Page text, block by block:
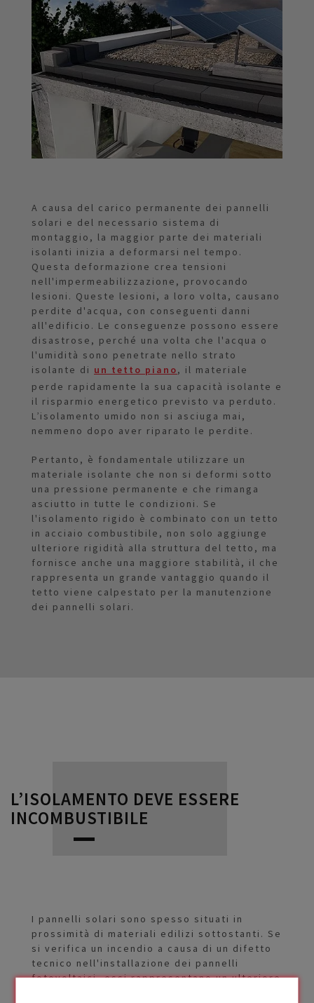
A causa del carico permanente dei pannelli
solari e del necessario sistema di
montaggio, la maggior parte dei materiali
isolanti inizia a deformarsi nel tempo.
Questa deformazione crea tensioni
nell'impermeabilizzazione, provocando
lesioni. Queste lesioni, a loro volta, causano
perdite d'acqua, con conseguenti danni
all'edificio. Le conseguenze possono essere
disastrose, perché una volta che l'acqua o
l'umidità sono penetrate nello strato
isolante di un tetto piano, il materiale
perde rapidamente la sua capacità isolante e
il risparmio energetico previsto va perduto.
L’isolamento umido non si asciuga mai,
nemmeno dopo aver riparato le perdite.
Pertanto, è fondamentale utilizzare un
materiale isolante che non si deformi sotto
una pressione permanente e che rimanga
asciutto in tutte le condizioni. Se
l'isolamento rigido è combinato con un tetto
in acciaio combustibile, non solo aggiunge
ulteriore rigidità alla struttura del tetto, ma
fornisce anche una maggiore stabilità, il che
rappresenta un grande vantaggio quando il
tetto viene calpestato per la manutenzione
dei pannelli solari.
L’ISOLAMENTO DEVE ESSERE
INCOMBUSTIBILE
I pannelli solari sono spesso situati in
prossimità di materiali edilizi sottostanti. Se
si verifica un incendio a causa di un difetto
tecnico nell'installazione dei pannelli
fotovoltaici, essi rappresentano un ulteriore